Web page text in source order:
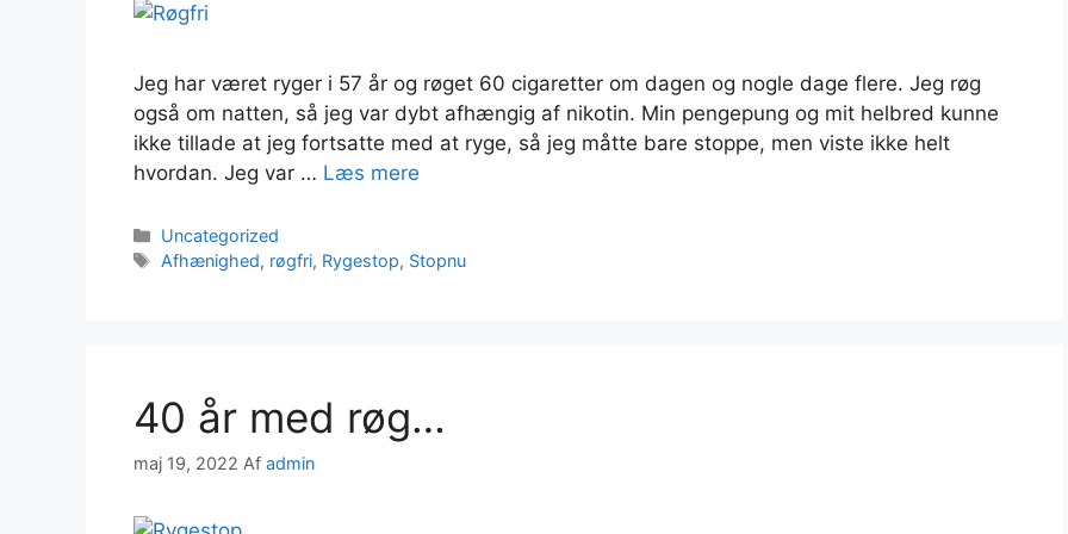
Jeg har været ryger i 57 år og røget 60 cigaretter om dagen og nogle dage flere. Jeg røg
også om natten, så jeg var dybt afhængig af nikotin. Min pengepung og mit helbred kunne
ikke tillade at jeg fortsatte med at ryge, så jeg måtte bare stoppe, men viste ikke helt
hvordan. Jeg var … Læs mere
Uncategorized
Afhænighed, røgfri, Rygestop, Stopnu
40 år med røg…
maj 19, 2022 Af admin